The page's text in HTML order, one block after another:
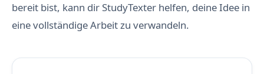
bereit bist, kann dir StudyTexter helfen, deine Idee in
eine vollständige Arbeit zu verwandeln.